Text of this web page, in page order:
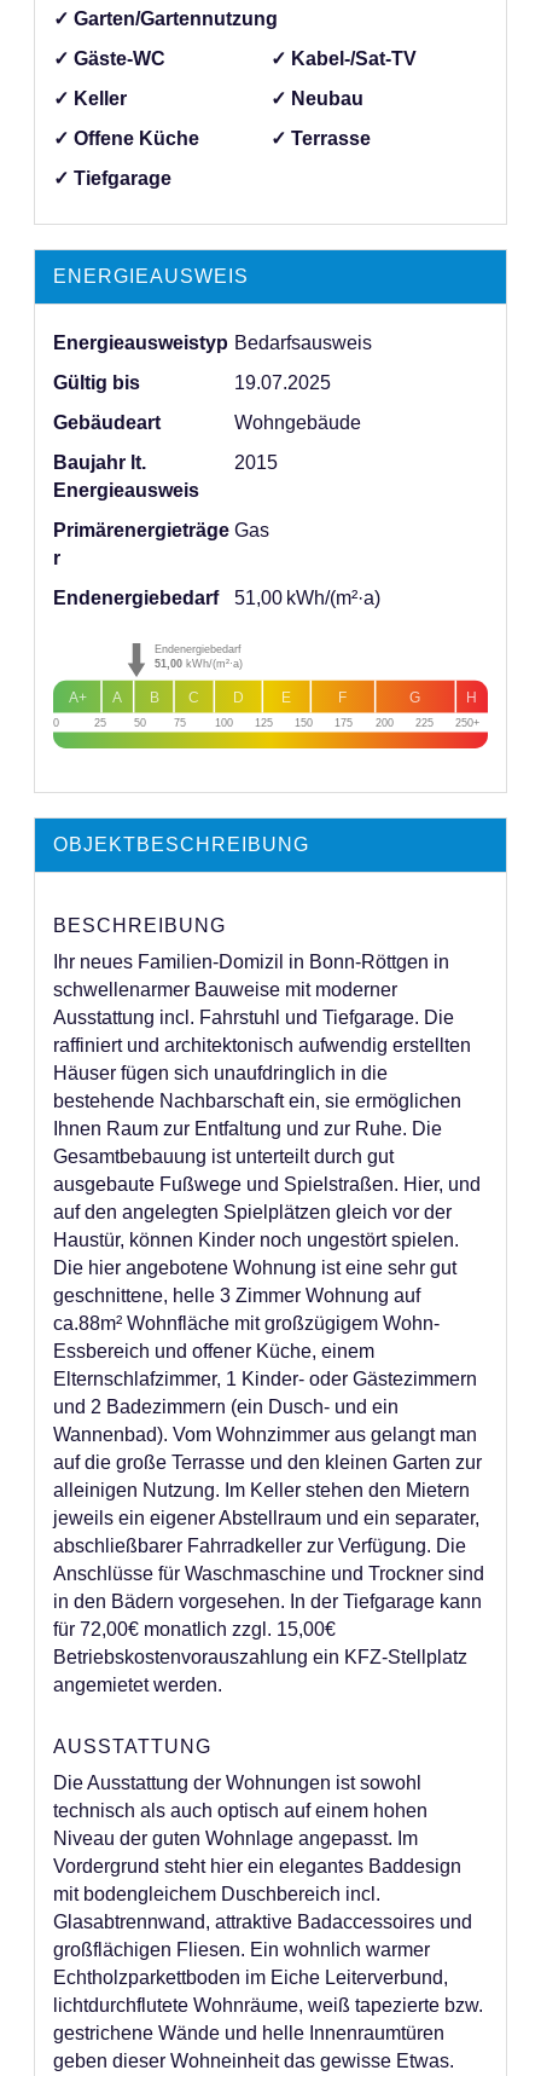
✓ Garten/Gartennutzung
✓ Gäste-WC
✓ Kabel-/Sat-TV
✓ Keller
✓ Neubau
✓ Offene Küche
✓ Terrasse
✓ Tiefgarage
ENERGIEAUSWEIS
Energieausweistyp Bedarfs­ausweis
Gültig bis
19.07.2025
Gebäudeart
Wohngebäude
Baujahr lt.
Energieausweis
2015
Primärenergieträge
r
Gas
Endenergie­bedarf 51,00 kWh/(m²·a)
0 25 50 75 100 125 150 175 200 225 250+
H
G
F
E
D
C
B
A
A+
Endenergiebedarf
51,00kWh/(m²·a)
OBJEKT­BESCHREIBUNG
BESCHREIBUNG
Ihr neues Familien-Domizil in Bonn-Röttgen in
schwellenarmer Bauweise mit moderner
Ausstattung incl. Fahrstuhl und Tiefgarage. Die
raffiniert und architektonisch aufwendig erstellten
Häuser fügen sich unaufdringlich in die
bestehende Nachbarschaft ein, sie ermöglichen
Ihnen Raum zur Entfaltung und zur Ruhe. Die
Gesamtbebauung ist unterteilt durch gut
ausgebaute Fußwege und Spielstraßen. Hier, und
auf den angelegten Spielplätzen gleich vor der
Haustür, können Kinder noch ungestört spielen.
Die hier angebotene Wohnung ist eine sehr gut
geschnittene, helle 3 Zimmer Wohnung auf
ca.88m² Wohnfläche mit großzügigem Wohn-
Essbereich und offener Küche, einem
Elternschlafzimmer, 1 Kinder- oder Gästezimmern
und 2 Badezimmern (ein Dusch- und ein
Wannenbad). Vom Wohnzimmer aus gelangt man
auf die große Terrasse und den kleinen Garten zur
alleinigen Nutzung. Im Keller stehen den Mietern
jeweils ein eigener Abstellraum und ein separater,
abschließbarer Fahrradkeller zur Verfügung. Die
Anschlüsse für Waschmaschine und Trockner sind
in den Bädern vorgesehen. In der Tiefgarage kann
für 72,00€ monatlich zzgl. 15,00€
Betriebskostenvorauszahlung ein KFZ-Stellplatz
angemietet werden.
AUSSTATTUNG
Die Ausstattung der Wohnungen ist sowohl
technisch als auch optisch auf einem hohen
Niveau der guten Wohnlage angepasst. Im
Vordergrund steht hier ein elegantes Baddesign
mit bodengleichem Duschbereich incl.
Glasabtrennwand, attraktive Badaccessoires und
großflächigen Fliesen. Ein wohnlich warmer
Echtholzparkettboden im Eiche Leiterverbund,
lichtdurchflutete Wohnräume, weiß tapezierte bzw.
gestrichene Wände und helle Innenraumtüren
geben dieser Wohneinheit das gewisse Etwas.